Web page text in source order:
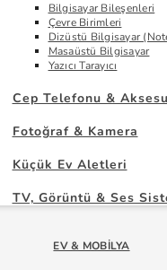
Bilgisayar Bileşenleri
Çevre Birimleri
Dizüstü Bilgisayar
Masaüstü Bilgisayar
Yazıcı Tarayıcı
Cep Telefonu &
Fotoğraf & Kamera
Küçük Ev Aletleri
TV, Görüntü & Ses
EV & MOBILYA